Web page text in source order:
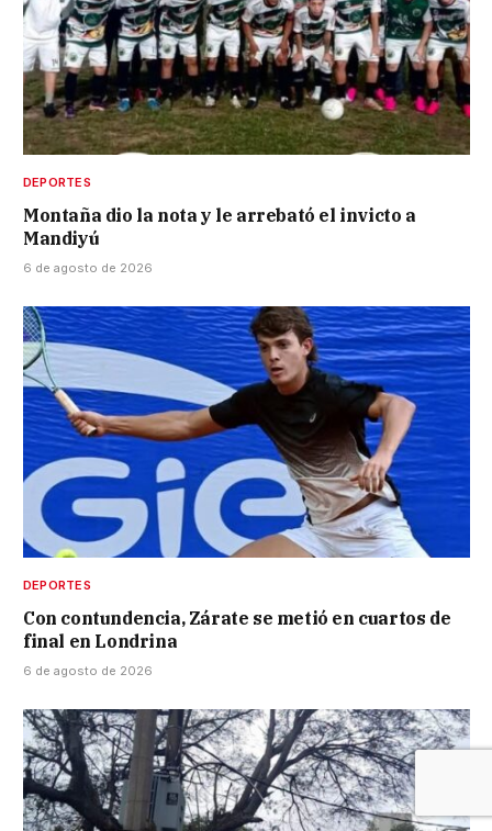
DEPORTES
Montaña dio la nota y le arrebató el invicto a
Mandiyú
6 de agosto de 2026
DEPORTES
Con contundencia, Zárate se metió en cuartos de
final en Londrina
6 de agosto de 2026